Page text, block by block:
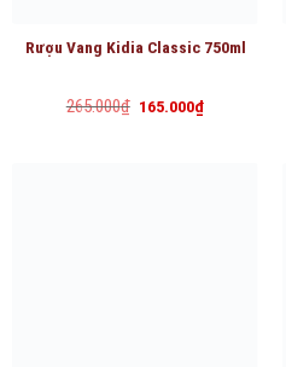
Rượu Vang Kidia Classic 750ml
265.000₫ Giá
165.000₫Giá